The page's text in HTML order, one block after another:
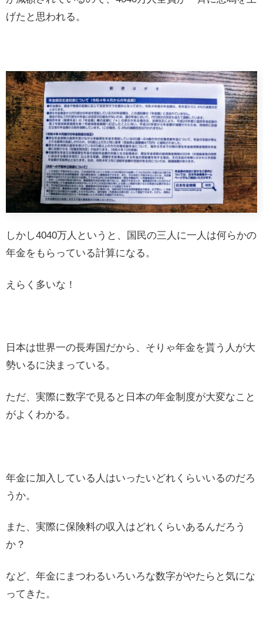
げたと思われる。
しかし4040万人というと、国民の三人に一人は何らかの
年金をもらっている計算になる。
えらく多いな！
日本は世界一の長寿国だから、そりゃ年金を貰う人が大
勢いるに決まっている。
ただ、実際に数字で見ると日本の年金制度が大変なこと
がよくわかる。
年金に加入している人はいったいどれくらいいるのだろ
うか。
また、実際に保険料の収入はどれくらいあるんだろう
か？
など、年金にまつわるいろいろな数字がやたらと気にな
ってきた。